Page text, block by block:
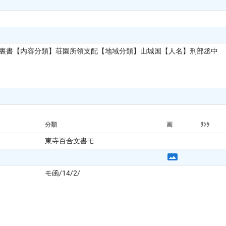
【内容分類】荘園所領支配【地域分類】山城国【人名】刑部丞中
分類 画 ﾘﾝｸ
東寺百合文書モ
モ函/14/2/